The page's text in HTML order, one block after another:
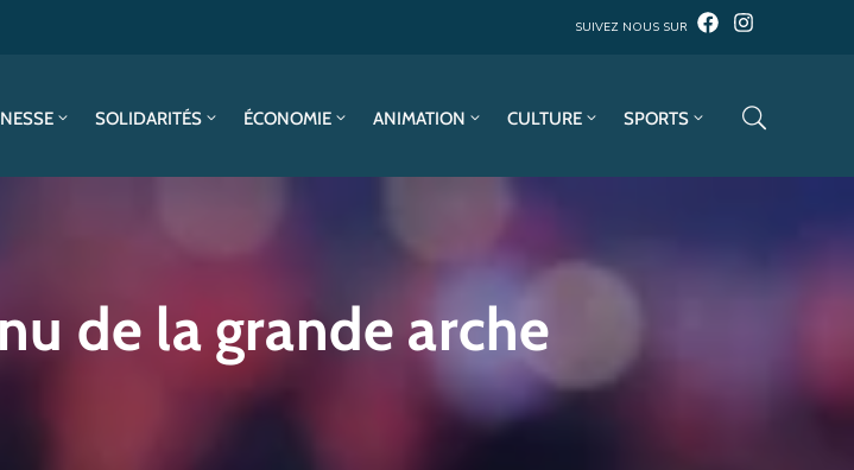
SUIVEZ NOUS SUR
SOLIDARITÉS ÉCONOMIE ANIMATION CULTURE SPORTS
de la grande arche